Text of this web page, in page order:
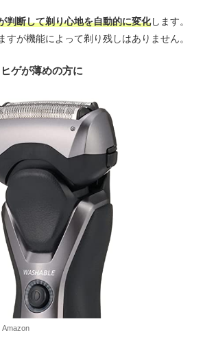
判断して剃り心地を自動的に変化します。
すが機能によって剃り残しはありません。
ゲが薄めの方に
Amazon